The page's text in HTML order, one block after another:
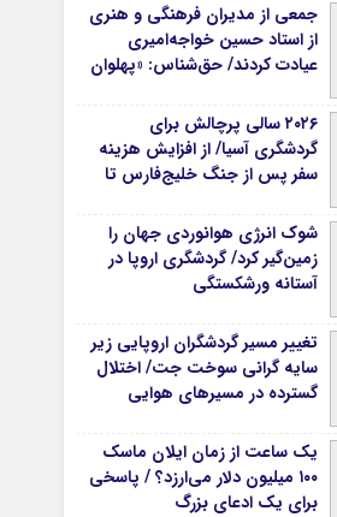
جمعی از مدیران فرهنگی و هنری
از استاد حسین خواجه‌امیری
عیادت کردند/ حق‌شناس: «پهلوان
برای استاد ایرج است
۲۰۲۶ سالی پرچالش برای
گردشگری آسیا/ از افزایش هزینه
سفر پس از جنگ خلیج‌فارس تا
شوک انرژی هوانوردی جهان را
زمین‌گیر کرد/ گردشگری اروپا در
آستانه ورشکستگی
تغییر مسیر گردشگران اروپایی زیر
سایه گرانی سوخت جت/ اختلال
گسترده در مسیرهای هوایی
یک ساعت از زمان ایلان ماسک
۱۰۰ میلیون دلار می‌ارزد؟ / پاسخی
برای یک ادعای بزرگ